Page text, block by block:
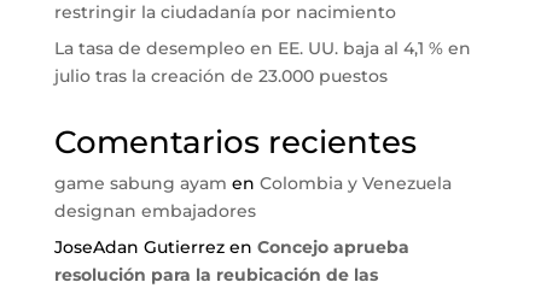
restringir la ciudadanía por nacimiento
La tasa de desempleo en EE. UU. baja al 4,1 % en
julio tras la creación de 23.000 puestos
Comentarios recientes
game sabung ayam en Colombia y Venezuela
designan embajadores
JoseAdan Gutierrezen Concejo aprueba
resolución para la reubicación de las